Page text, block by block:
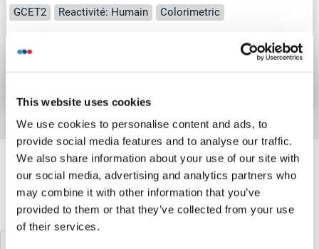
This website uses cookies
We use cookies to personalise content and ads, to
provide social media features and to analyse our traffic.
We also share information about your use of our site with
our social media, advertising and analytics partners who
may combine it with other information that you’ve
provided to them or that they’ve collected from your use
of their services.
GCET2 Reactivité: Humain Colorimetric
N° du produit ABIN1134701
Target information, Synonyms, Latest
references
Avez-vous cherché autre chose?